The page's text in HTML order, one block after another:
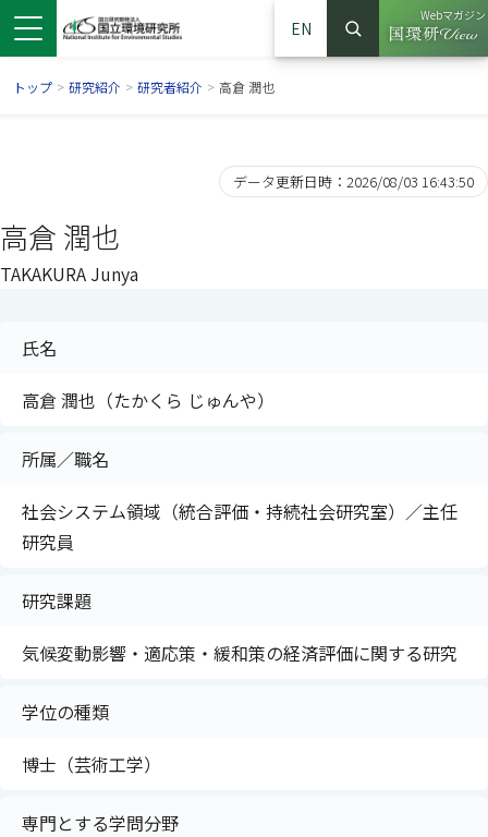
ウで開きます）
ンドウで開きます）
ウインドウで開きます）
EN
サイト内検索
検索
Webマガジン
（別ウイ
トップ > 研究紹介 > 研究者紹介 > 高倉 潤也
データ更新日時：2026/08/03 16:43:50
高倉 潤也
TAKAKURA Junya
氏名
高倉 潤也（たかくら じゅんや）
所属／職名
社会システム領域（統合評価・持続社会研究室）／主任
研究員
研究課題
気候変動影響・適応策・緩和策の経済評価に関する研究
学位の種類
博士（芸術工学）
専門とする学問分野